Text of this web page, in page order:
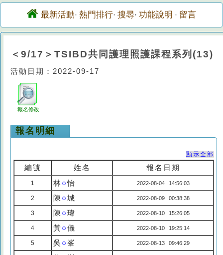
最新活動· 熱門排行· 搜尋· 功能說明 · 留言
＜9/17＞TSIBD共同護理照護課程系列(13)
活動日期：2022-09-17
報名修改
報名明細
顯示全部
編號 姓名 報名日期
1 林○怡 2022-08-04 14:56:03
2 陳 ○城 2022-08-09 00:38:38
3 陳 ○瑋 2022-08-10 15:26:05
4 黃○儀 2022-08-10 19:25:14
5 吳 ○峯 2022-08-13 09:46:29